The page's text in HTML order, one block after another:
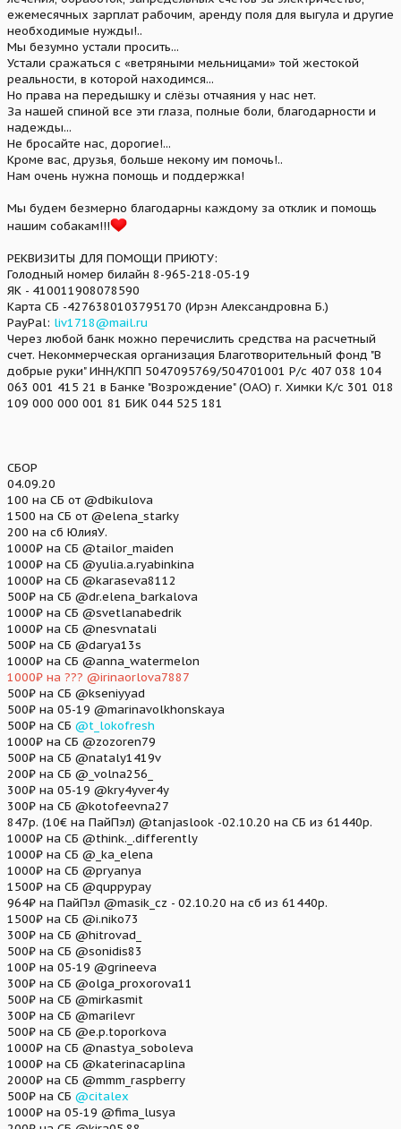
ежемесячных зарплат рабочим, аренду поля для выгула и другие
необходимые нужды!..
Мы безумно устали просить...
Устали сражаться с «ветряными мельницами» той жестокой
реальности, в которой находимся...
Но права на передышку и слёзы отчаяния у нас нет.
За нашей спиной все эти глаза, полные боли, благодарности и
надежды...
Не бросайте нас, дорогие!...
Кроме вас, друзья, больше некому им помочь!..
Нам очень нужна помощь и поддержка!
Мы будем безмерно благодарны каждому за отклик и помощь
нашим собакам!!!
РЕКВИЗИТЫ ДЛЯ ПОМОЩИ ПРИЮТУ:
Голодный номер билайн 8-965-218-05-19
ЯК - 410011908078590
Карта СБ -4276380103795170 (Ирэн Александровна Б.)
PayPal: liv1718@mail.ru
Через любой банк можно перечислить средства на расчетный
счет. Некоммерческая организация Благотворительный фонд "В
добрые руки" ИНН/КПП 5047095769/504701001 Р/с 407 038 104
063 001 415 21 в Банке "Возрождение" (ОАО) г. Химки К/с 301 018
109 000 000 001 81 БИК 044 525 181
СБОР
04.09.20
100 на СБ от @dbikulova
1500 на СБ от @elena_starky
200 на сб ЮлияУ.
1000₽ на СБ @tailor_maiden
1000₽ на СБ @yulia.a.ryabinkina
1000₽ на СБ @karaseva8112
500₽ на СБ @dr.elena_barkalova
1000₽ на СБ @svetlanabedrik
1000₽ на СБ @nesvnatali
500₽ на СБ @darya13s
1000₽ на СБ @anna_watermelon
1000₽ на ??? @irinaorlova7887
500₽ на СБ @kseniyyad
500₽ на 05-19 @marinavolkhonskaya
500₽ на СБ @t_lokofresh
1000₽ на СБ @zozoren79
500₽ на СБ @nataly1419v
200₽ на СБ @_volna256_
300₽ на 05-19 @kry4yver4y
300₽ на СБ @kotofeevna27
847р. (10€ на ПайПэл) @tanjaslook -02.10.20 на СБ из 61440р.
1000₽ на СБ @think._.differently
1000₽ на СБ @_ka_elena
1000₽ на СБ @pryanya
1500₽ на СБ @quppypay
964₽ на ПайПэл @masik_cz - 02.10.20 на сб из 61440р.
1500₽ на СБ @i.niko73
300₽ на СБ @hitrovad_
500₽ на СБ @sonidis83
100₽ на 05-19 @grineeva
300₽ на СБ @olga_proxorova11
500₽ на СБ @mirkasmit
300₽ на СБ @marilevr
500₽ на СБ @e.p.toporkova
1000₽ на СБ @nastya_soboleva
1000₽ на СБ @katerinacaplina
2000₽ на СБ @mmm_raspberry
500₽ на СБ @citalex
1000₽ на 05-19 @fima_lusya